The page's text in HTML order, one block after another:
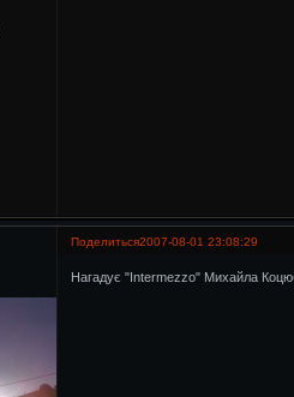
Поделиться2007-08-01 23:08:29
Нагадує "Intermezzo" Михайла